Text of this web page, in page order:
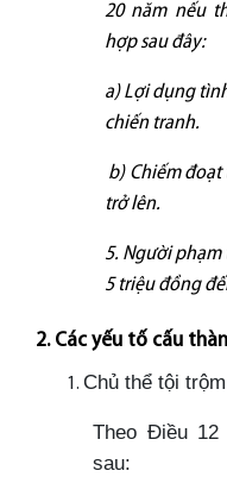
20 năm nếu
hợp sau đây:
a) Lợi dụng
chiến tranh.
b) Chiếm đoạt
trở lên.
5. Người
5 triệu đồng
2. Các yếu tố cấu
Chủ thể tội
Theo Điều
sau: